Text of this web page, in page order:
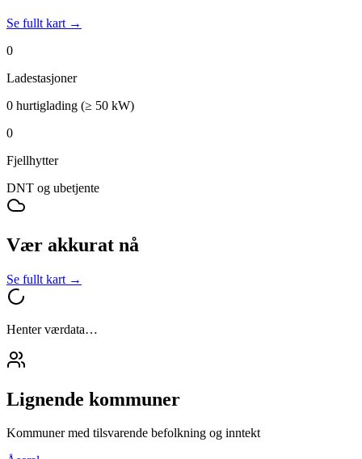
Se fullt kart →
0
Ladestasjoner
0 hurtiglading (≥ 50 kW)
0
Fjellhytter
DNT og ubetjente
Vær akkurat nå
Se fullt kart →
Henter værdata…
Lignende kommuner
Kommuner med tilsvarende befolkning og inntekt